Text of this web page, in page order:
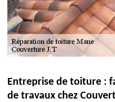
Entreprise de toiture :
de travaux chez